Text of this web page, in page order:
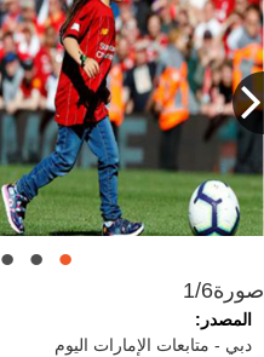
صورة1/6
المصدر:
دبي - متابعات الإمارات اليوم